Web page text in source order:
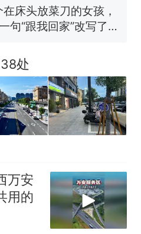
报价570元，搬到楼下
才肯搬上楼！女子傻
公平么？
时开着反而更省电？
回应
学招聘物理教师，笔
均遭淘汰？教育局：
在床头放菜刀的女孩，
句“跟我回家”改写了
处
万安
用的